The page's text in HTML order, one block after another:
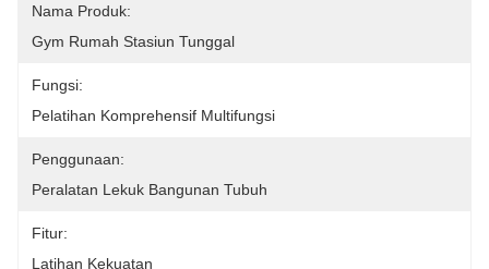
Nama Produk:
Gym Rumah Stasiun Tunggal
Fungsi:
Pelatihan Komprehensif Multifungsi
Penggunaan:
Peralatan Lekuk Bangunan Tubuh
Fitur:
Latihan Kekuatan